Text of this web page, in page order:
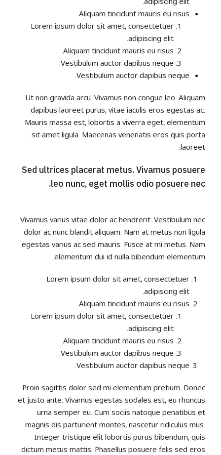
Aliquam tincidunt mauris eu risus.
Lorem ipsum dolor sit amet, consectetuer
adipiscing elit.
Aliquam tincidunt mauris eu risus.
Vestibulum auctor dapibus neque.
Vestibulum auctor dapibus neque.
Ut non gravida arcu. Vivamus non congue leo. Aliquam
dapibus laoreet purus, vitae iaculis eros egestas ac.
Mauris massa est, lobortis a viverra eget, elementum
sit amet ligula. Maecenas venenatis eros quis porta
laoreet.
Sed ultrices placerat metus. Vivamus posuere
leo nunc, eget mollis odio posuere nec.
Vivamus varius vitae dolor ac hendrerit. Vestibulum nec
dolor ac nunc blandit aliquam. Nam at metus non ligula
egestas varius ac sed mauris. Fusce at mi metus. Nam
elementum dui id nulla bibendum elementum.
Lorem ipsum dolor sit amet, consectetuer
adipiscing elit.
Aliquam tincidunt mauris eu risus.
Lorem ipsum dolor sit amet, consectetuer
adipiscing elit.
Aliquam tincidunt mauris eu risus.
Vestibulum auctor dapibus neque.
Vestibulum auctor dapibus neque.
Proin sagittis dolor sed mi elementum pretium. Donec
et justo ante. Vivamus egestas sodales est, eu rhoncus
urna semper eu. Cum sociis natoque penatibus et
magnis dis parturient montes, nascetur ridiculus mus.
Integer tristique elit lobortis purus bibendum, quis
dictum metus mattis. Phasellus posuere felis sed eros